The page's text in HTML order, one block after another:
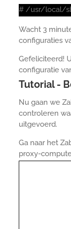
# /usr/local/
Wacht 3
configuraties
Gefeliciteerd!
configuratie
Tutorial -
Nu gaan we
controleren
uitgevoerd.
Ga naar het
proxy-